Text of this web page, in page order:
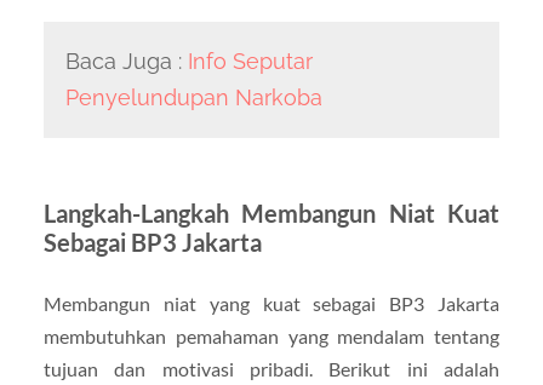
Baca Juga : Info Seputar
Penyelundupan Narkoba
Langkah-Langkah Membangun Niat Kuat
Sebagai BP3 Jakarta
Membangun niat yang kuat sebagai BP3 Jakarta
membutuhkan pemahaman yang mendalam tentang
tujuan dan motivasi pribadi. Berikut ini adalah